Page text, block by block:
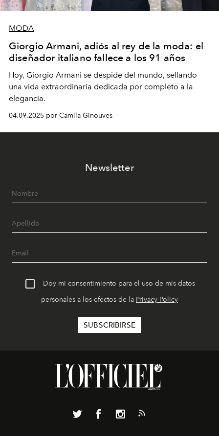
MODA
Giorgio Armani, adiós al rey de la moda: el
diseñador italiano fallece a los 91 años
Hoy, Giorgio Armani se despide del mundo, sellando
una vida extraordinaria dedicada por completo a la
elegancia.
04.09.2025 por Camila Ginouves
Newsletter
Doy mi consentimiento para el uso de mis datos
personales a los efectos de la Privacy Policy